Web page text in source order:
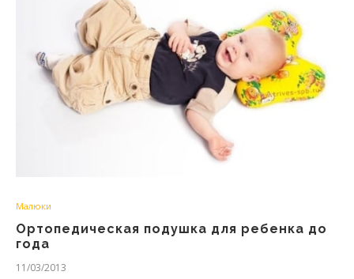
Малюки
Ортопедическая подушка для ребенка до
года
11/03/2013